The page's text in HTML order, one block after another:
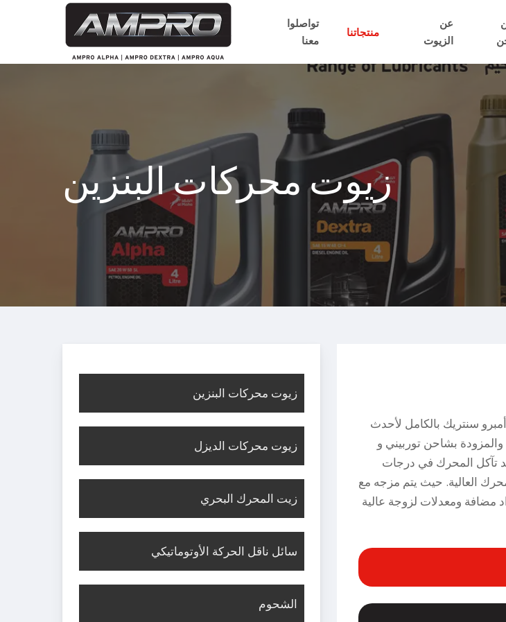
عن
الزيوت
منتجاتنا
تواصلوا
معنا
زيوت محركات البنزين
زيوت محركات البنزين
زيوت محركات الديزل
زيت المحرك البحري
سائل ناقل الحركة الأوتوماتيكي
الشحوم
سنتريك بالكامل لأحدث
والمزودة بشاحن توربيني و
تآكل المحرك في درجات
العالية. حيث يتم مزجه مع
مضافة ومعدلات لزوجة عالية